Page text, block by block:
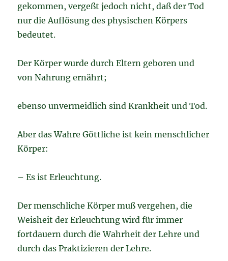
gekommen, vergeßt jedoch nicht, daß der Tod
nur die Auflösung des physischen Körpers
bedeutet.
Der Körper wurde durch Eltern geboren und
von Nahrung ernährt;
ebenso unvermeidlich sind Krankheit und Tod.
Aber das Wahre Göttliche ist kein menschlicher
Körper:
– Es ist Erleuchtung.
Der menschliche Körper muß vergehen, die
Weisheit der Erleuchtung wird für immer
fortdauern durch die Wahrheit der Lehre und
durch das Praktizieren der Lehre.